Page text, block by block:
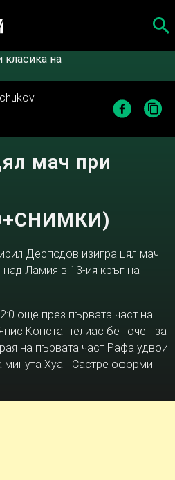
мач при
Десподов изигра цял мач
Ламия в 13-ия кръг на
още през първата част на
Константелиас бе точен за
на първата част Рафа удвои
минута Хуан Састре оформи